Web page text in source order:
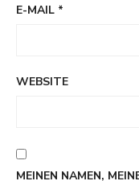
E-MAIL *
WEBSITE
MEINEN NAMEN,